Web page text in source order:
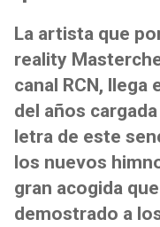
La artista que
reality
canal RCN,
del años
letra de este
los nuevos
gran acogida
demostrado a